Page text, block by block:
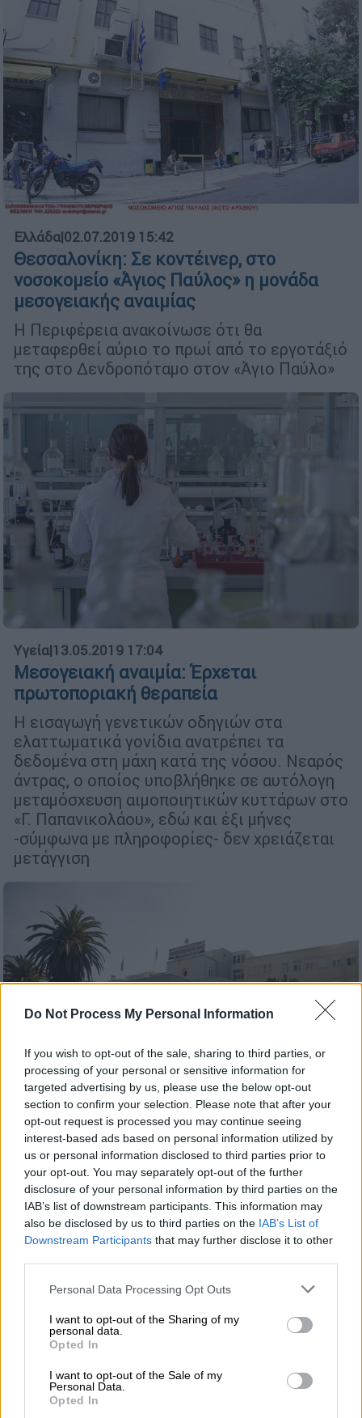
Do Not Process My Personal Information
If you wish to opt-out of the sale, sharing to third parties, or
processing of your personal or sensitive information for
targeted advertising by us, please use the below opt-out
section to confirm your selection. Please note that after your
opt-out request is processed you may continue seeing
interest-based ads based on personal information utilized by
us or personal information disclosed to third parties prior to
your opt-out. You may separately opt-out of the further
disclosure of your personal information by third parties on the
IAB’s list of downstream participants. This information may
also be disclosed by us to third parties on the IAB’s List of
Downstream Participants that may further disclose it to other
Please note that this website/app uses one or more Google
not limited to your visit or usage behaviour. You may click to
grant or deny consent to Google and its third-party tags to
use your data for below specified purposes in below Google
consent section.
Personal Data Processing Opt Outs
I want to opt-out of the Sharing of my
personal data.
Opted In
I want to opt-out of the Sale of my
Personal Data.
Opted In
Ελλάδα|02.07.2019 15:42
Θεσσαλονίκη: Σε κοντέινερ, στο
νοσοκομείο «Άγιος Παύλος» η μονάδα
μεσογειακής αναιμίας
Η Περιφέρεια ανακοίνωσε ότι θα
μεταφερθεί αύριο το πρωί από το εργοτάξιό
της στο Δενδροπόταμο στον «Άγιο Παύλο»
Υγεία|13.05.2019 17:04
Μεσογειακή αναιμία: Έρχεται
πρωτοποριακή θεραπεία
Η εισαγωγή γενετικών οδηγιών στα
ελαττωµατικά γονίδια ανατρέπει τα
δεδοµένα στη µάχη κατά της νόσου. Νεαρός
άντρας, ο οποίος υποβλήθηκε σε αυτόλογη
µεταµόσχευση αιµοποιητικών κυττάρων στο
«Γ. Παπανικολάου», εδώ και έξι µήνες
-σύµφωνα µε πληροφορίες- δεν χρειάζεται
µετάγγιση
Ελλάδα|09.01.2019 09:15
Κρατικό Νίκαιας: Πετάμε τα αίματα, δεν
κάνουμε μεταγγίσεις λόγω ψύχους
Απίστευτες καταγγελίες έρχονται στο
προσκήνιο από τους γιατρούς της Μονάδας
Μεσογειακής Αναιμίας του Γενικού
Κρατικού Νίκαιας
Συμβούλιο της Επικρατείας
νοσοκομείο
νοσοκομεία
Γενικό Κρατικό Νίκαιας